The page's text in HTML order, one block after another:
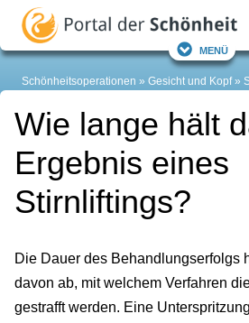
Menü
Schönheitsoperationen Gesicht und Kopf
Wie lange hält
Ergebnis eines
Stirnliftings?
Die Dauer des Behandlungserfolgs
davon ab, mit welchem Verfahren
gestrafft werden. Eine